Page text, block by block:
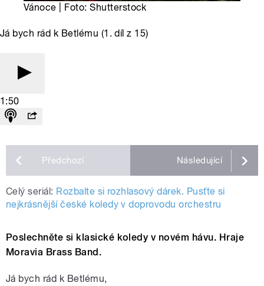
Vánoce | Foto: Shutterstock
Já bych rád k Betlému (1. díl z 15)
1:50
Předchozí Následující
Celý seriál: Rozbalte si rozhlasový dárek. Pusťte si
nejkrásnější české koledy v doprovodu orchestru
Poslechněte si klasické koledy v novém hávu. Hraje
Moravia Brass Band.
Já bych rád k Betlému,